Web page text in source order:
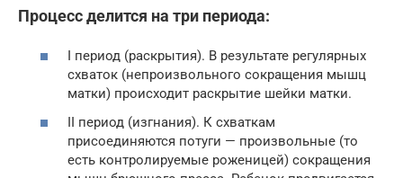
Процесс делится на три периода:
I период (раскрытия). В результате регулярных
схваток (непроизвольного сокращения мышц
матки) происходит раскрытие шейки матки.
II период (изгнания). К схваткам
присоединяются потуги — произвольные (то
есть контролируемые роженицей) сокращения